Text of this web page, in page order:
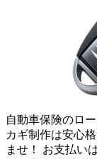
自動車保険のロ
カギ制作は安心
ませ！ お支払い